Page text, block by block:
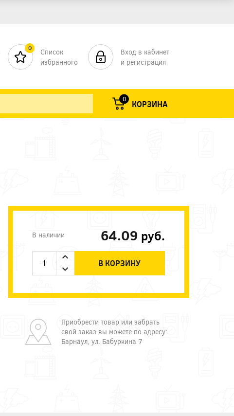
0
Список
избранного
Вход в кабинет
и регистрация
0 КОРЗИНА
В наличии 64.09 руб.
В КОРЗИНУ
Приобрести товар или забрать
свой заказ вы можете по адресу:
Барнаул, ул. Бабуркина 7